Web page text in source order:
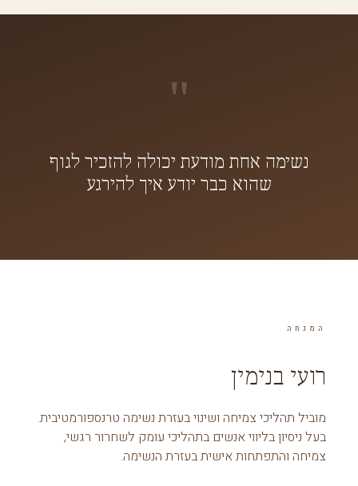
"
נשימה אחת מודעת יכולה להזכיר לגוף
שהוא כבר יודע איך להירגע
המנחה
רועי בנימין
מוביל תהליכי צמיחה ושינוי בעזרת נשימה טרנספורמטיבית.
בעל ניסיון בליווי אנשים בתהליכי עומק לשחרור רגשי,
צמיחה והתפתחות אישית בעזרת הנשימה.